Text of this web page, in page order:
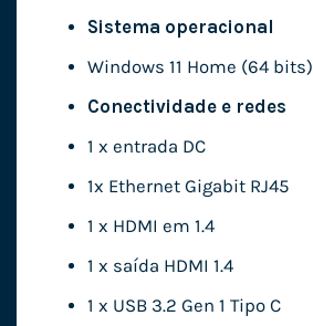
Sistema operacional
Windows 11 Home (64 bits)
Conectividade e redes
1 x entrada DC
1x Ethernet Gigabit RJ45
1 x HDMI em 1.4
1 x saída HDMI 1.4
1 x USB 3.2 Gen 1 Tipo C